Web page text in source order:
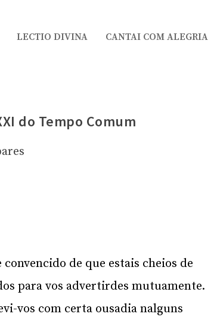
LECTIO DIVINA CANTAI COM ALEGRIA
do Tempo Comum
de que estais cheios de
para vos advertirdes mutuamente.
vos com certa ousadia nalguns